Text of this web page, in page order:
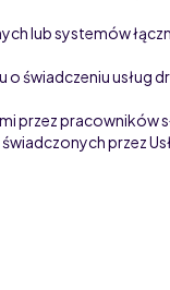
lub systemów
świadczeniu usług
przez pracowników
przez